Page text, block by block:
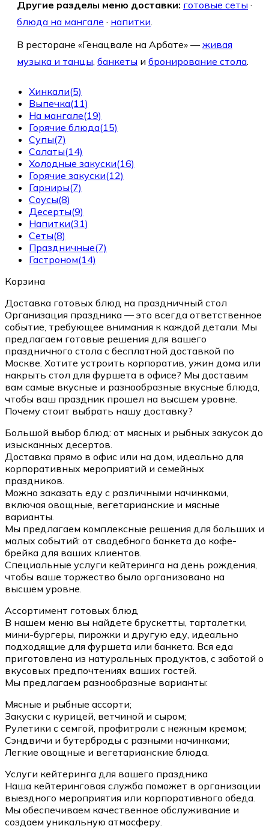
Другие разделы меню доставки: готовые сеты ·
блюда на мангале · напитки.
В ресторане «Генацвале на Арбате» —живая
музыка и танцы, банкеты и бронирование стола.
Хинкали(5)
Выпечка(11)
На мангале(19)
Горячие блюда(15)
Супы(7)
Салаты(14)
Холодные закуски(16)
Горячие закуски(12)
Гарниры(7)
Соусы(8)
Десерты(9)
Напитки(31)
Сеты(8)
Праздничные(7)
Гастроном(14)
Корзина
Доставка готовых блюд на праздничный стол
Организация праздника — это всегда ответственное
событие, требующее внимания к каждой детали. Мы
предлагаем готовые решения для вашего
праздничного стола с бесплатной доставкой по
Москве. Хотите устроить корпоратив, ужин дома или
накрыть стол для фуршета в офисе? Мы доставим
вам самые вкусные и разнообразные вкусные блюда,
чтобы ваш праздник прошел на высшем уровне.
Почему стоит выбрать нашу доставку?
Большой выбор блюд: от мясных и рыбных закусок до
изысканных десертов.
Доставка прямо в офис или на дом, идеально для
корпоративных мероприятий и семейных
праздников.
Можно заказать еду с различными начинками,
включая овощные, вегетарианские и мясные
варианты.
Мы предлагаем комплексные решения для больших и
малых событий: от свадебного банкета до кофе-
брейка для ваших клиентов.
Специальные услуги кейтеринга на день рождения,
чтобы ваше торжество было организовано на
высшем уровне.
Ассортимент готовых блюд
В нашем меню вы найдете брускетты, тарталетки,
мини-бургеры, пирожки и другую еду, идеально
подходящие для фуршета или банкета. Вся еда
приготовлена из натуральных продуктов, с заботой о
вкусовых предпочтениях ваших гостей.
Мы предлагаем разнообразные варианты:
Мясные и рыбные ассорти;
Закуски с курицей, ветчиной и сыром;
Рулетики с семгой, профитроли с нежным кремом;
Сэндвичи и бутерброды с разными начинками;
Легкие овощные и вегетарианские блюда.
Услуги кейтеринга для вашего праздника
Наша кейтеринговая служба поможет в организации
выездного мероприятия или корпоративного обеда.
Мы обеспечиваем качественное обслуживание и
создаем уникальную атмосферу.